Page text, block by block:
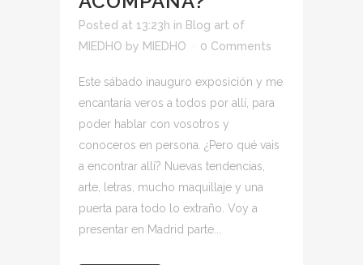
Posted at 13:23h in Blog art of
MIEDHO by MIEDHO 0 Comments
Este sábado inauguro exposición y me
encantaría veros a todos por allí, para
poder hablar con vosotros y
conoceros en persona. ¿Pero qué vais
a encontrar allí? Nuevas tendencias,
arte, letras, mucho maquillaje y una
puerta para todo lo extraño. Voy a
presentar en Madrid parte...